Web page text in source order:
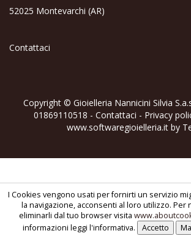
52025 Montevarchi (AR)
Contattaci
Copyright © Gioielleria Nannicini Silvia
01869110518 - Contattaci - Privacy
www.softwaregioielleria.it by
I Cookies vengono usati per fornirti un servizio
la navigazione, acconsenti al loro utilizzo. Per
eliminarli dal tuo browser visita
informazioni leggi l'informativa.